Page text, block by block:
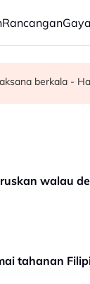
Rancangan
pegawai jas
berkala -
walau
tahanan